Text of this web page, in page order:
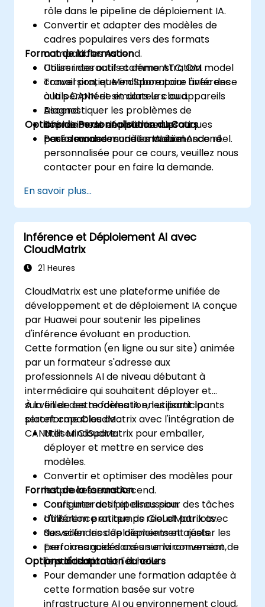
rôle dans le pipeline de déploiement IA.
Convertir et adapter des modèles de
cadres populaires vers des formats
compatibles Ascend.
Utiliser des outils comme ATC, OM model
conversion, et MindSpore pour l'inférence
à la périphérie et dans le cloud.
Diagnostiquer les problèmes de
déploiement et optimiser les
performances sur du matériel Ascend.
Format de la formation
Cours interactif et démonstration.
Travail pratique en laboratoire avec des
outils CANN et simulateurs ou appareils
Ascend.
Scénarios de déploiement pratiques
basés sur des modèles IA du monde réel.
Options de Personnalisation du Cours
Pour demander une formation
personnalisée pour ce cours, veuillez nous
contacter pour en faire la demande.
En savoir plus...
Inférence et Déploiement AI avec
CloudMatrix
21 Heures
CloudMatrix est une plateforme unifiée de
développement et de déploiement IA conçue
par Huawei pour soutenir les pipelines
d'inférence évoluant en production.
Cette formation (en ligne ou sur site) animée
par un formateur s'adresse aux
professionnels AI de niveau débutant à
intermédiaire qui souhaitent déployer et
surveiller des modèles IA en utilisant la
plateforme CloudMatrix avec l'intégration de
CANN et MindSpore.
À la fin de cette formation, les participants
seront capables de :
Utiliser CloudMatrix pour emballer,
déployer et mettre en service des
modèles.
Convertir et optimiser des modèles pour
les processeurs Ascend.
Configurer des pipelines pour des tâches
d'inférence en temps réel et par lots.
Surveiller les déploiements et ajuster les
performances dans un environnement de
production.
Format de la formation
Cours interactif et discussion.
Utilisation pratique de CloudMatrix avec
des scénarios de déploiement réels.
Exercices guidés axés sur la conversion,
l'optimisation et l'échelle.
Options d'adaptation du cours
Pour demander une formation adaptée à
cette formation basée sur votre
infrastructure AI ou environnement cloud,